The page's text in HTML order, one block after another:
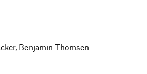
Benjamin Thomsen